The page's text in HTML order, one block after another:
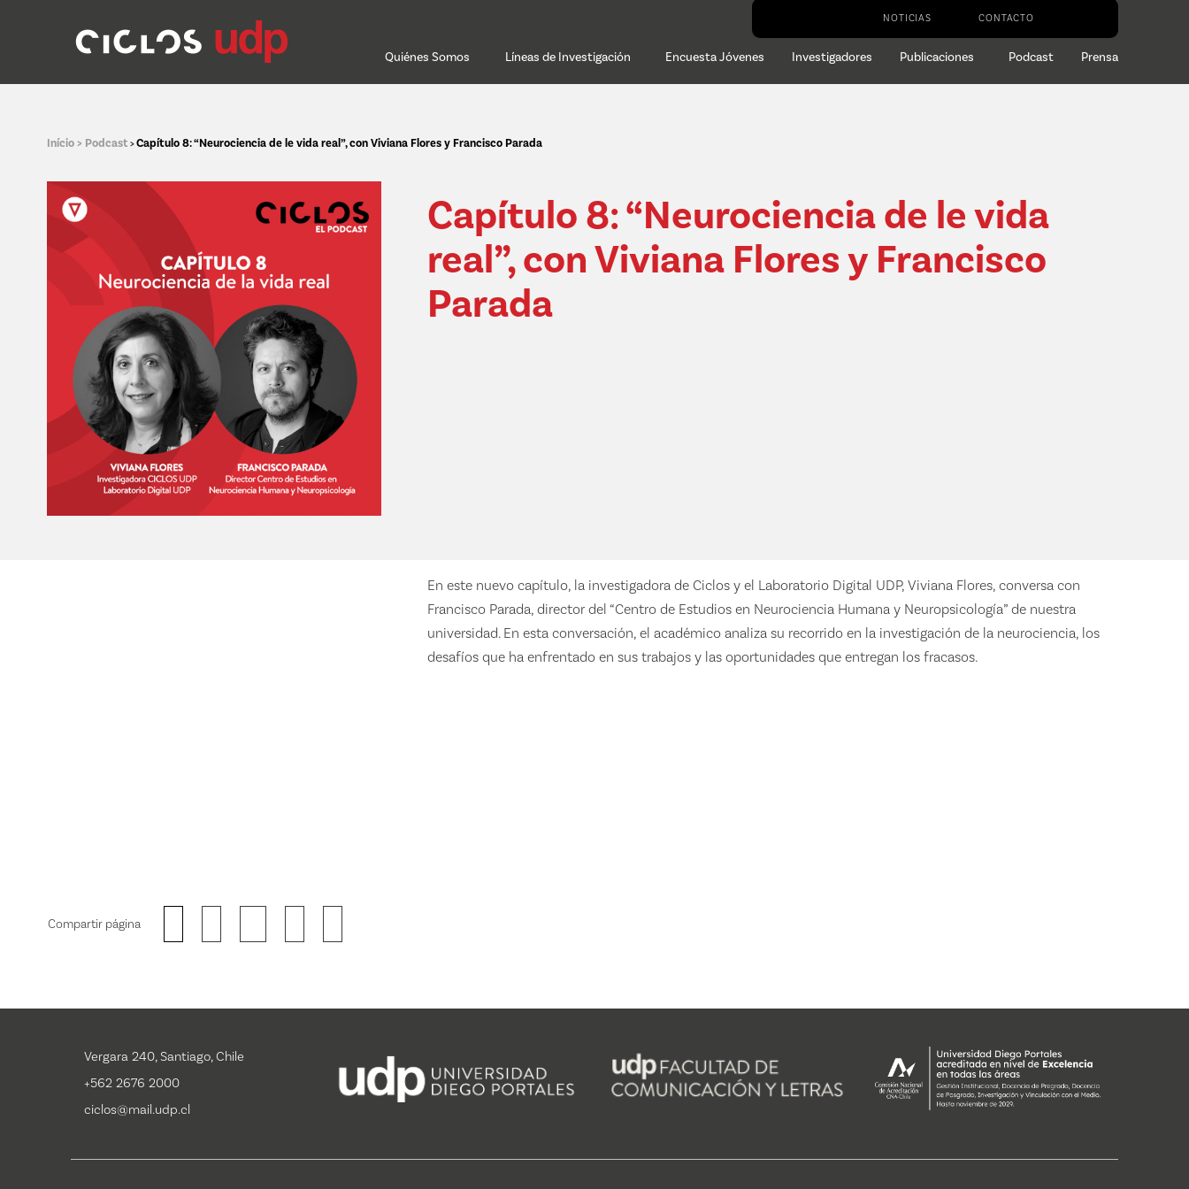
NOTICIAS CONTACTO
Quiénes Somos Líneas de Investigación Encuesta Jóvenes Investigadores Publicaciones Podcast Prensa
Início > Podcast >Capítulo 8: “Neurociencia de le vida real”, con Viviana Flores y Francisco Parada
Capítulo 8: “Neurociencia de le vida
real”, con Viviana Flores y Francisco
Parada
En este nuevo capítulo, la investigadora de Ciclos y el Laboratorio Digital UDP, Viviana Flores, conversa con
Francisco Parada, director del “Centro de Estudios en Neurociencia Humana y Neuropsicología” de nuestra
universidad. En esta conversación, el académico analiza su recorrido en la investigación de la neurociencia, los
desafíos que ha enfrentado en sus trabajos y las oportunidades que entregan los fracasos.
Compartir página
Vergara 240, Santiago, Chile
+562 2676 2000
ciclos@mail.udp.cl